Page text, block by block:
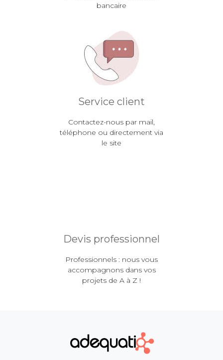
bancaire
Service client
Contactez-nous par mail,
téléphone ou directement via
le site
Devis professionnel
Professionnels : nous vous
accompagnons dans vos
projets de A à Z !